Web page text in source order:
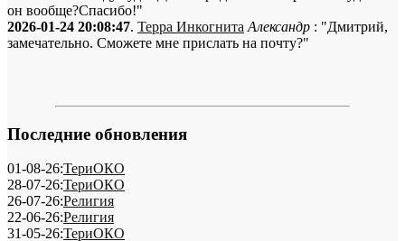
он вообще?Спасибо!"
2026-01-24 20:08:47. Терра Инкогнита Александр : "Дмитрий,
замечательно. Сможете мне прислать на почту?"
Последние обновления
01-08-26:ТериОКО
28-07-26:ТериОКО
26-07-26:Религия
22-06-26:Религия
31-05-26:ТериОКО